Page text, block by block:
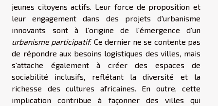
jeunes citoyens actifs. Leur force de proposition et
leur engagement dans des projets d'urbanisme
innovants sont à l'origine de l'émergence d'un
urbanisme participatif. Ce dernier ne se contente pas
de répondre aux besoins logistiques des villes, mais
s'attache également à créer des espaces de
sociabilité inclusifs, reflétant la diversité et la
richesse des cultures africaines. En outre, cette
implication contribue à façonner des villes qui